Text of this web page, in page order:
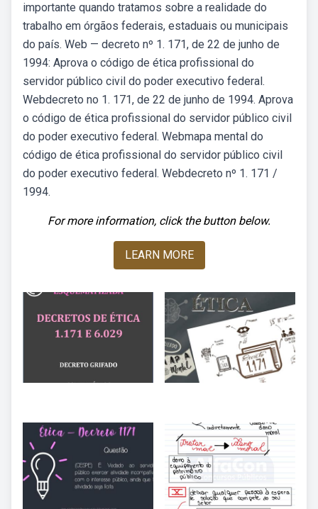
importante quando tratamos sobre a realidade do
trabalho em órgãos federais, estaduais ou municipais
do país. Web — decreto nº 1. 171, de 22 de junho de
1994: Aprova o código de ética profissional do
servidor público civil do poder executivo federal.
Webdecreto no 1. 171, de 22 de junho de 1994. Aprova
o código de ética profissional do servidor público civil
do poder executivo federal. Webmapa mental do
código de ética profissional do servidor público civil
do poder executivo federal. Webdecreto nº 1. 171 /
1994.
For more information, click the button below.
LEARN MORE